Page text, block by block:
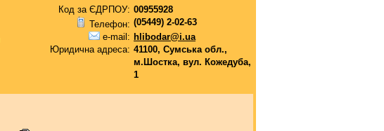
Код за ЄДРПОУ: 00955928
Телефон: (05449) 2-02-63
e-mail: hlibodar@i.ua
Юридична адреса: 41100, Сумська обл.,
м.Шостка, вул. Кожедуба,
1